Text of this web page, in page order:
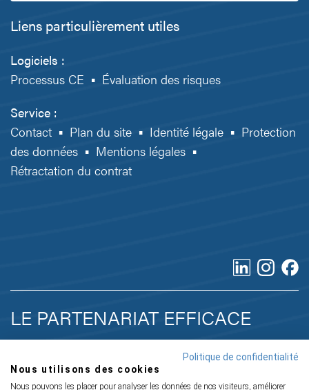
Liens particulièrement utiles
Logiciels :
Processus CE ▪ Évaluation des risques
Service :
Contact ▪ Plan du site ▪ Identité légale ▪ Protection
des données ▪ Mentions légales ▪
Rétractation du contrat
LE PARTENARIAT EFFICACE
POUR LE MARQUAGE CEPolitique de confidentialité
Nous utilisons des cookies
Nous pouvons les placer pour analyser les données de nos visiteurs, améliorer